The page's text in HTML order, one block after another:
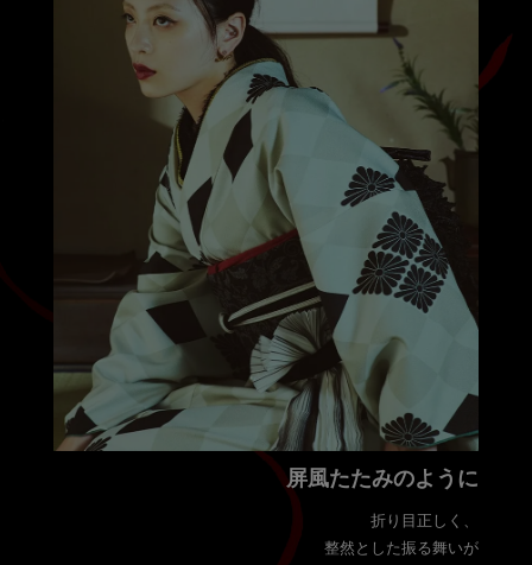
屏風たたみのように
折り目正しく、
整然とした振る舞いが